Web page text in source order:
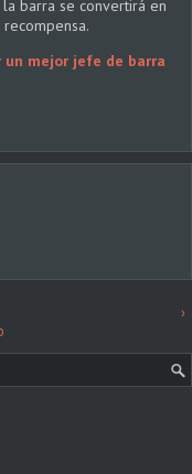
barra se convertirá en
un mejor jefe de barra
›